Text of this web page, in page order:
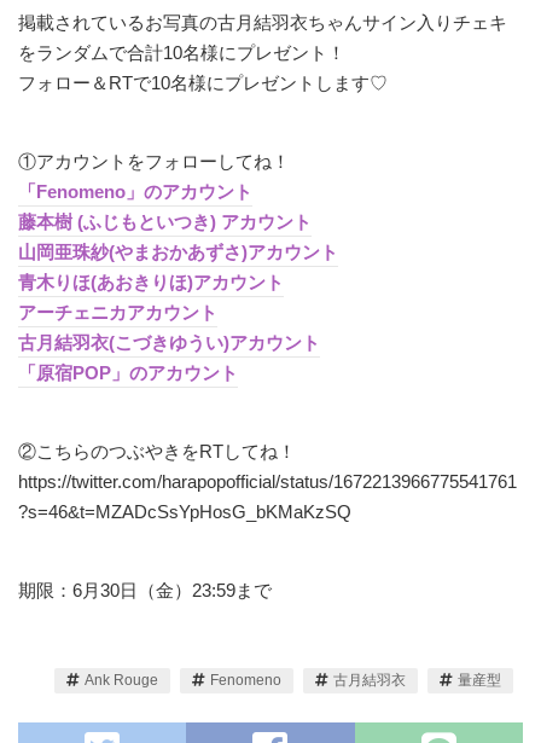
掲載されているお写真の古月結羽衣ちゃんサイン入りチェキ
をランダムで合計10名様にプレゼント！
フォロー＆RTで10名様にプレゼントします♡
①アカウントをフォローしてね！
「Fenomeno」のアカウント
藤本樹 (ふじもといつき) アカウント
山岡亜珠紗(やまおかあずさ)アカウント
青木りほ(あおきりほ)アカウント
アーチェニカアカウント
古月結羽衣(こづきゆうい)アカウント
「原宿POP」のアカウント
②こちらのつぶやきをRTしてね！
https://twitter.com/harapopofficial/status/1672213966775541761
?s=46&t=MZADcSsYpHosG_bKMaKzSQ
期限：6月30日（金）23:59まで
Ank Rouge Fenomeno 古月結羽衣 量産型